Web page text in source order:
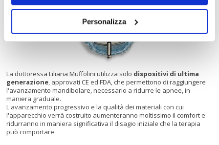
Personalizza
La dottoressa Liliana Muffolini utilizza solo dispositivi di ultima
generazione, approvati CE ed FDA, che permettono di raggiungere
l'avanzamento mandibolare, necessario a ridurre le apnee, in
maniera graduale.
L'avanzamento progressivo e la qualità dei materiali con cui
l'apparecchio verrà costruito aumenteranno moltissimo il comfort e
ridurranno in maniera significativa il disagio iniziale che la terapia
può comportare.